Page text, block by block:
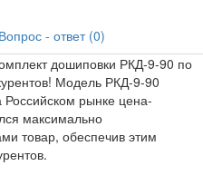
Вопрос - ответ (0)
дошиповки РКД-9-90 по
Модель РКД-9-90
рынке цена-
максимально
товар, обеспечив этим